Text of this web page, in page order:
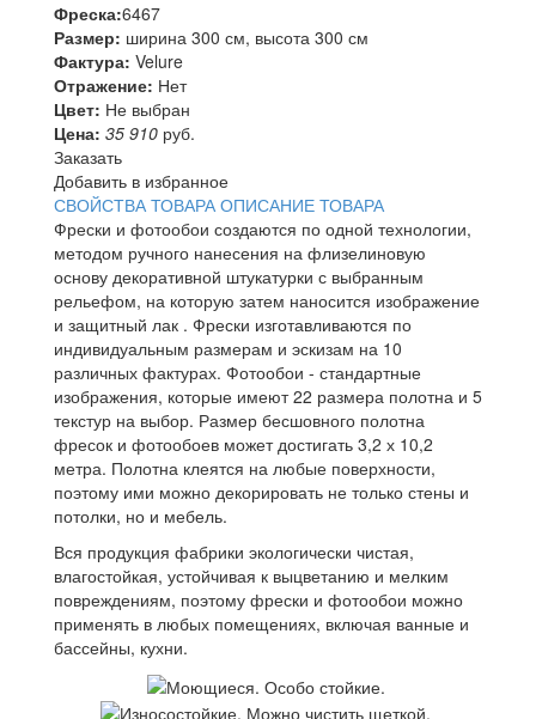
Фреска:6467
Размер: ширина 300 см, высота 300 см
Фактура: Velure
Отражение: Нет
Цвет: Не выбран
Цена: 35 910 руб.
Заказать
Добавить в избранное
СВОЙСТВА ТОВАРА ОПИСАНИЕ ТОВАРА
Фрески и фотообои создаются по одной технологии,
методом ручного нанесения на флизелиновую
основу декоративной штукатурки с выбранным
рельефом, на которую затем наносится изображение
и защитный лак . Фрески изготавливаются по
индивидуальным размерам и эскизам на 10
различных фактурах. Фотообои - стандартные
изображения, которые имеют 22 размера полотна и 5
текстур на выбор. Размер бесшовного полотна
фресок и фотообоев может достигать 3,2 х 10,2
метра. Полотна клеятся на любые поверхности,
поэтому ими можно декорировать не только стены и
потолки, но и мебель.
Вся продукция фабрики экологически чистая,
влагостойкая, устойчивая к выцветанию и мелким
повреждениям, поэтому фрески и фотообои можно
применять в любых помещениях, включая ванные и
бассейны, кухни.